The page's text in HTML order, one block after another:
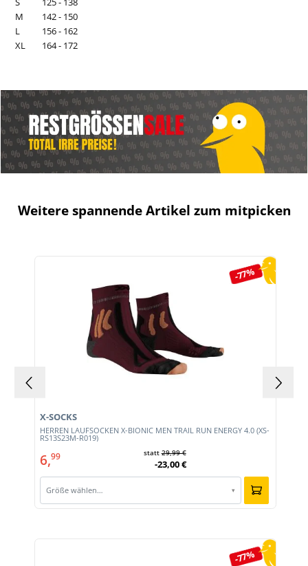
M
142 - 150
L
156 - 162
XL
164 - 172
Weitere spannende Artikel zum mitpicken
-77%
HERREN LAUFSOCKEN X-BIONIC MEN TRAIL RUN ENERGY 4.0 (XS-
RS13S23M-R019)
X-SOCKS
6,99 statt29,99 €
-23,00 €
Größe wählen… ▾
-77%